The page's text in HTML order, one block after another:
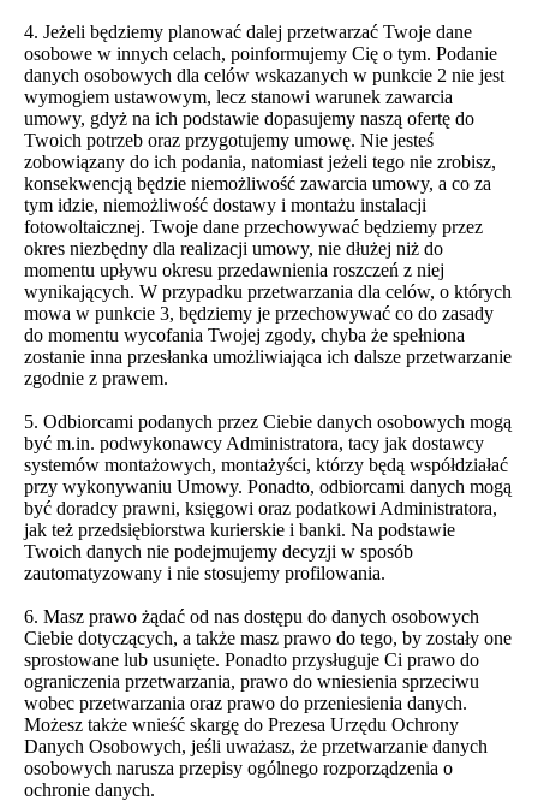
4. Jeżeli będziemy planować dalej przetwarzać Twoje dane
osobowe w innych celach, poinformujemy Cię o tym. Podanie
danych osobowych dla celów wskazanych w punkcie 2 nie jest
wymogiem ustawowym, lecz stanowi warunek zawarcia
umowy, gdyż na ich podstawie dopasujemy naszą ofertę do
Twoich potrzeb oraz przygotujemy umowę. Nie jesteś
zobowiązany do ich podania, natomiast jeżeli tego nie zrobisz,
konsekwencją będzie niemożliwość zawarcia umowy, a co za
tym idzie, niemożliwość dostawy i montażu instalacji
fotowoltaicznej. Twoje dane przechowywać będziemy przez
okres niezbędny dla realizacji umowy, nie dłużej niż do
momentu upływu okresu przedawnienia roszczeń z niej
wynikających. W przypadku przetwarzania dla celów, o których
mowa w punkcie 3, będziemy je przechowywać co do zasady
do momentu wycofania Twojej zgody, chyba że spełniona
zostanie inna przesłanka umożliwiająca ich dalsze przetwarzanie
zgodnie z prawem.
5. Odbiorcami podanych przez Ciebie danych osobowych mogą
być m.in. podwykonawcy Administratora, tacy jak dostawcy
systemów montażowych, montażyści, którzy będą współdziałać
przy wykonywaniu Umowy. Ponadto, odbiorcami danych mogą
być doradcy prawni, księgowi oraz podatkowi Administratora,
jak też przedsiębiorstwa kurierskie i banki. Na podstawie
Twoich danych nie podejmujemy decyzji w sposób
zautomatyzowany i nie stosujemy profilowania.
6. Masz prawo żądać od nas dostępu do danych osobowych
Ciebie dotyczących, a także masz prawo do tego, by zostały one
sprostowane lub usunięte. Ponadto przysługuje Ci prawo do
ograniczenia przetwarzania, prawo do wniesienia sprzeciwu
wobec przetwarzania oraz prawo do przeniesienia danych.
Możesz także wnieść skargę do Prezesa Urzędu Ochrony
Danych Osobowych, jeśli uważasz, że przetwarzanie danych
osobowych narusza przepisy ogólnego rozporządzenia o
ochronie danych.